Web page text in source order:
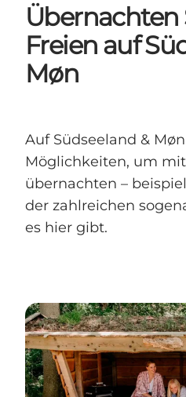
Essen
Unterkunft
Reise planen
Übernachten
Freien auf
Møn
Auf Südseeland &
Möglichkeiten, um
übernachten –
der zahlreichen
es hier gibt.